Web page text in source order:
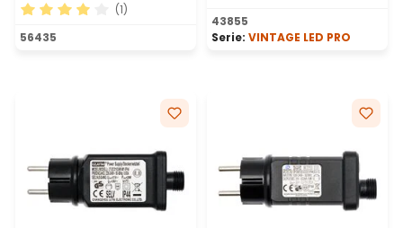
Durchschnittliche Bewertung von 4 von 5 Sternen
(1)
56435
Durchschnittliche
43855
Serie: VINTAGE LED PRO